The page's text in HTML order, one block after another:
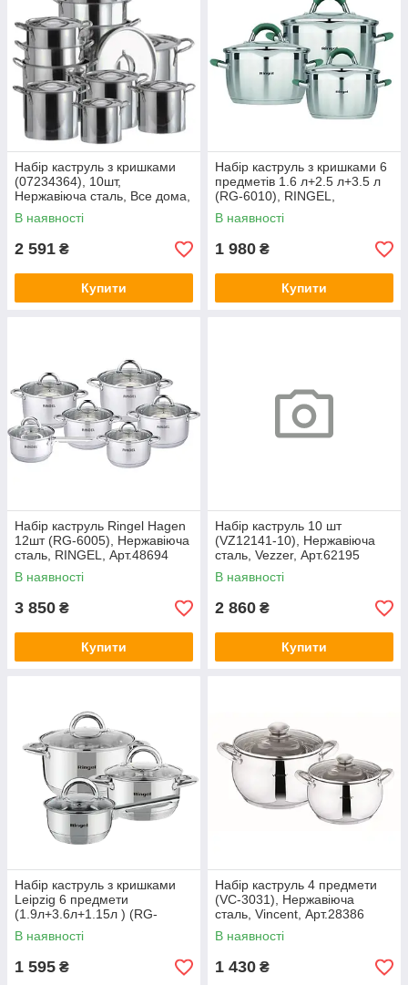
Набір каструль з кришками
(07234364), 10шт,
Нержавіюча сталь, Все дома,
Арт.68141
В наявності
2 591 ₴
Купити
Набір каструль з кришками 6
предметів 1.6 л+2.5 л+3.5 л
(RG-6010), RINGEL,
Арт.67874
В наявності
1 980 ₴
Купити
Набір каструль Ringel Hagen
12шт (RG-6005), Нержавіюча
сталь, RINGEL, Арт.48694
В наявності
3 850 ₴
Купити
Набір каструль 10 шт
(VZ12141-10), Нержавіюча
сталь, Vezzer, Арт.62195
В наявності
2 860 ₴
Купити
Набір каструль з кришками
Leipzig 6 предмети
(1.9л+3.6л+1.15л ) (RG-
6004), RINGEL, Арт.69585
В наявності
1 595 ₴
Набір каструль 4 предмети
(VC-3031), Нержавіюча
сталь, Vincent, Арт.28386
В наявності
1 430 ₴